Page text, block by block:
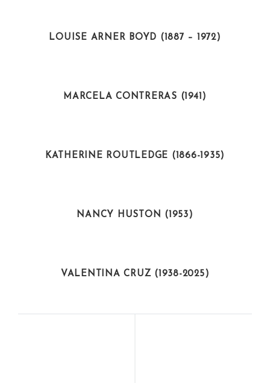
LOUISE ARNER BOYD (1887 – 1972)
MARCELA CONTRERAS (1941)
KATHERINE ROUTLEDGE (1866-1935)
NANCY HUSTON (1953)
VALENTINA CRUZ (1938-2025)